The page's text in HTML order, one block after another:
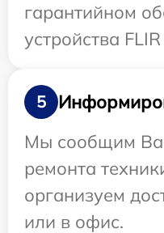
гарантийном
устройства
5
Мы сообщим
ремонта
организуем
или в офис.